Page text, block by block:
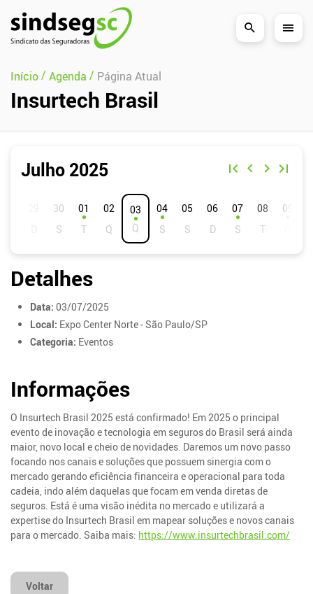
Pular Navegação (s)
Início/ Agenda / Página Atual
Insurtech Brasil
Julho 2025
01 02 03 04 05 06 07 08 09
Detalhes
Data: 03/07/2025
Local: Expo Center Norte - São Paulo/SP
Categoria: Eventos
Informações
O Insurtech Brasil 2025 está confirmado! Em 2025 o principal
evento de inovação e tecnologia em seguros do Brasil será ainda
maior, novo local e cheio de novidades. Daremos um novo passo
focando nos canais e soluções que possuem sinergia com o
mercado gerando eficiência financeira e operacional para toda
cadeia, indo além daquelas que focam em venda diretas de
seguros. Está é uma visão inédita no mercado e utilizará a
expertise do Insurtech Brasil em mapear soluções e novos canais
para o mercado. Saiba mais: https://www.insurtechbrasil.com/
Voltar